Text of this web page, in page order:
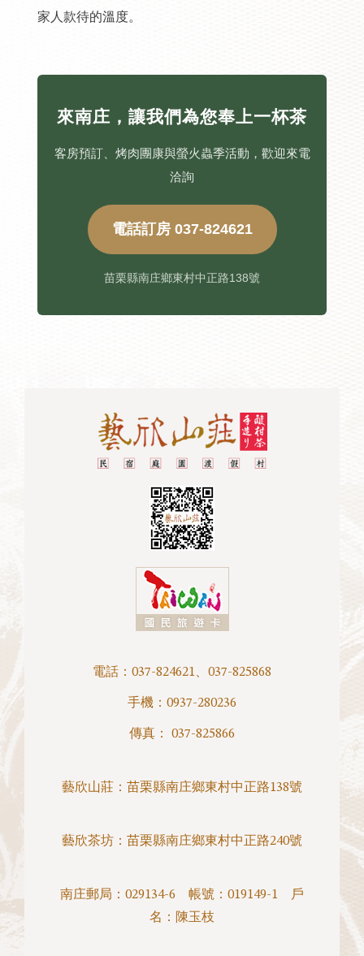
家人款待的溫度。
來南庄，讓我們為您奉上一杯茶
客房預訂、烤肉團康與螢火蟲季活動，歡迎來電
洽詢
電話訂房 037-824621
苗栗縣南庄鄉東村中正路138號
電話： 037-824621、 037-825868
手機： 0937-280236
傳真： 037-825866
藝欣山莊： 苗栗縣南庄鄉東村中正路138號
藝欣茶坊： 苗栗縣南庄鄉東村中正路240號
南庄郵局：029134-6 帳號：019149-1 戶
名：陳玉枝